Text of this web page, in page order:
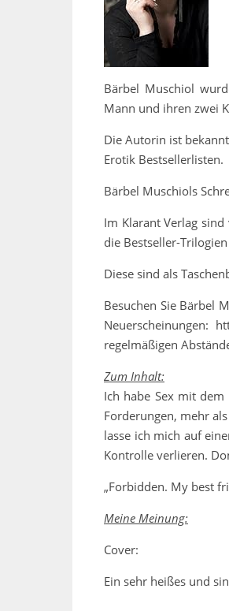
Bärbel Muschiol
Mann und ihren zwei
Die Autorin ist
Erotik Bestsellerlisten.
Bärbel Muschiols
Im Klarant Verlag
die Bestseller-
Diese sind als
Besuchen Sie Bärbel
Neuerscheinungen:
regelmäßigen
Zum Inhalt:
Ich habe Sex mit
Forderungen, mehr
lasse ich mich auf
Kontrolle verlieren.
„Forbidden. My best
Meine Meinung:
Cover:
Ein sehr heißes und